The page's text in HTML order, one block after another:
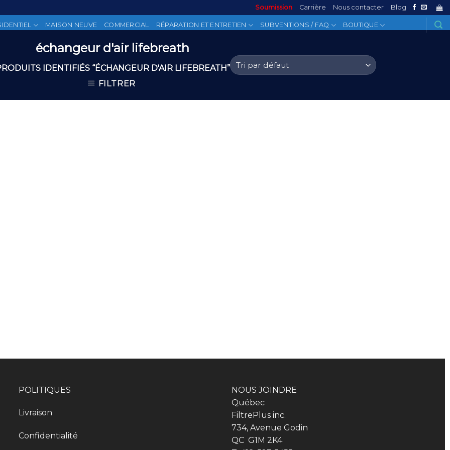
Soumission Carrière Nous contacter Blog
MAISON NEUVE COMMERCIAL RÉPARATION ET ENTRETIEN SUBVENTIONS / FAQ BOUTIQUE
échangeur d'air lifebreath
IDENTIFIÉS “ÉCHANGEUR D'AIR LIFEBREATH”
FILTRER
POLITIQUES
Livraison
Confidentialité
NOUS JOINDRE
Québec
FiltrePlus inc.
734, Avenue Godin
QC G1M 2K4